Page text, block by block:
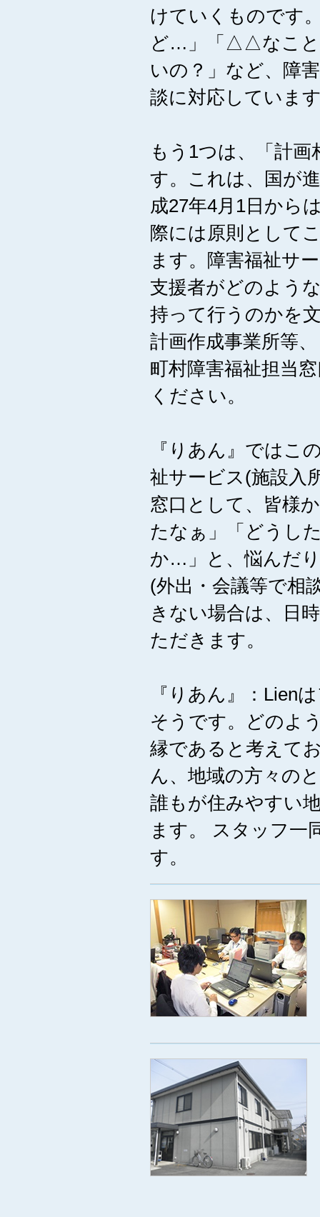
けていくものです
ど…」「△△なこと
いの？」など、障
談に対応していま
もう1つは、「計画
す。これは、国が
成27年4月1日から
際には原則として
ます。障害福祉サ
支援者がどのよう
持って行うのかを
計画作成事業所等
町村障害福祉担当
ください。
『りあん』ではこ
祉サービス(施設入
窓口として、皆様
たなぁ」「どうし
か…」と、悩んだ
(外出・会議等で相
きない場合は、日
ただきます。
『りあん』：Lien
そうです。どのよ
縁であると考えて
ん、地域の方々の
誰もが住みやすい
ます。 スタッフ一
す。